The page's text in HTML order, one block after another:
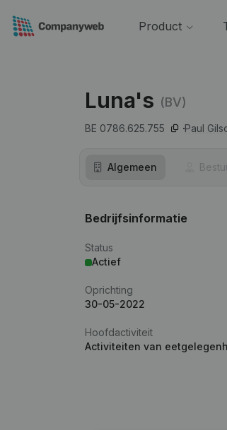
Product
Luna's (BV)
BE 0786.625.755 Paul
Algemeen
Bedrijfsinformatie
Status
Actief
Oprichting
30-05-2022
Hoofdactiviteit
Activiteiten van